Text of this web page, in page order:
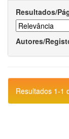
Resultados/
Autores/
Resultados 1-1